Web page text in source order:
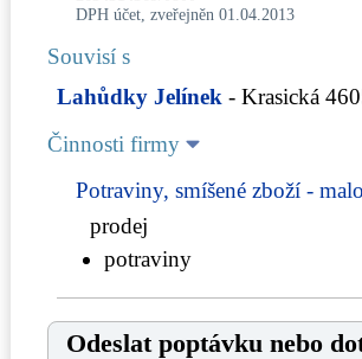
DPH účet, zveřejněn 01.04.2013
Souvisí s
Lahůdky Jelínek - Krasická
Činnosti firmy
Potraviny, smíšené zboží -
prodej
potraviny
Odeslat poptávku nebo